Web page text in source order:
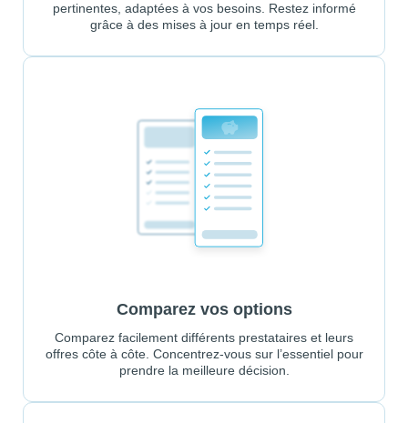
pertinentes, adaptées à vos besoins. Restez informé
grâce à des mises à jour en temps réel.
Comparez vos options
Comparez facilement différents prestataires et leurs
offres côte à côte. Concentrez-vous sur l’essentiel pour
prendre la meilleure décision.